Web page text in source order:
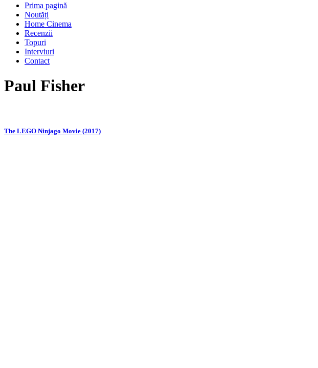
Prima pagină
Noutăți
Home Cinema
Recenzii
Topuri
Interviuri
Contact
Paul Fisher
The LEGO Ninjago Movie (2017)